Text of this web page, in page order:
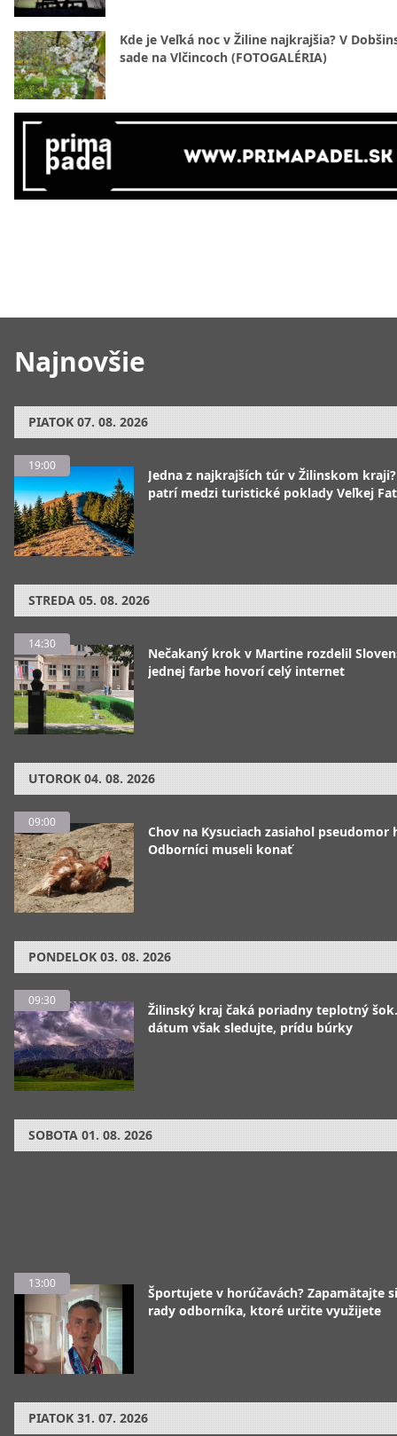
Najnovšie
PIATOK 07. 08. 2026
19:00
Jedna z najkrajších túr v Žilinskom
patrí medzi turistické poklady Veľkej
STREDA 05. 08. 2026
14:30
Nečakaný krok v Martine rozdelil
jednej farbe hovorí celý internet
UTOROK 04. 08. 2026
09:00
Chov na Kysuciach zasiahol pseudomor
Odborníci museli konať
PONDELOK 03. 08. 2026
09:30
Žilinský kraj čaká poriadny teplotný
dátum však sledujte, prídu búrky
SOBOTA 01. 08. 2026
13:00
Športujete v horúčavách? Zapamätajte
rady odborníka, ktoré určite využijete
PIATOK 31. 07. 2026
Kde je Veľká noc v Žiline najkrajšia? V
sade na Vlčincoch (FOTOGALÉRIA)